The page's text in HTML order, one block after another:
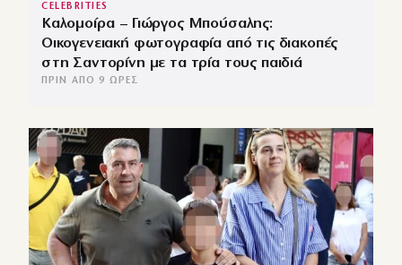
CELEBRITIES
Καλομοίρα – Γιώργος Μπούσαλης:
Οικογενειακή φωτογραφία από τις διακοπές
στη Σαντορίνη με τα τρία τους παιδιά
ΠΡΙΝ ΑΠΌ 9 ΏΡΕΣ